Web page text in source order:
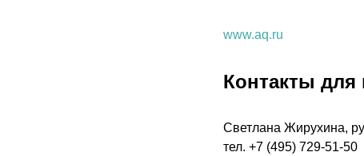
www.aq.ru
Контакты для
Светлана Жирухина,
тел. +7 (495) 729-51-50